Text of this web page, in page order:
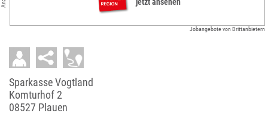
Jobangebote von Drittanbietern
Sparkasse Vogtland
Komturhof 2
08527 Plauen